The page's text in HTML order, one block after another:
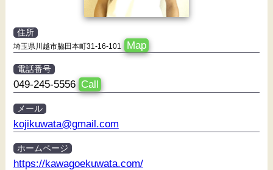
住所
埼玉県川越市脇田本町31-16-101 Map
電話番号
049-245-5556 Call
メール
kojikuwata@gmail.com
ホームページ
https://kawagoekuwata.com/